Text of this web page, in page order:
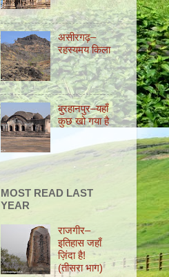
असीरगढ़–
रहस्यमय किला
बुरहानपुर–यहाँ
कुछ खो गया है
MOST READ LAST
YEAR
राजगीर–
इतिहास जहाँ
ज़िंदा हैǃ
(तीसरा भाग)